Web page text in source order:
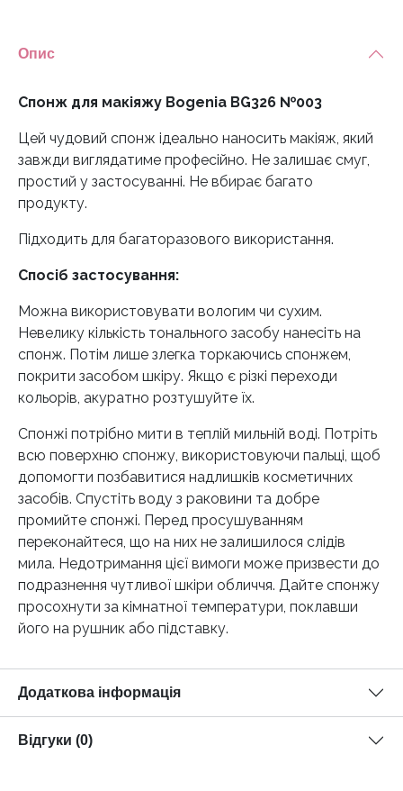
Опис
Спонж для макіяжу Bogenia BG326 №003
Цей чудовий спонж ідеально наносить макіяж, який
завжди виглядатиме професійно. Не залишає смуг,
простий у застосуванні. Не вбирає багато
продукту.
Підходить для багаторазового використання.
Спосіб застосування:
Можна використовувати вологим чи сухим.
Невелику кількість тонального засобу нанесіть на
спонж. Потім лише злегка торкаючись спонжем,
покрити засобом шкіру. Якщо є різкі переходи
кольорів, акуратно розтушуйте їх.
Спонжі потрібно мити в теплій мильній воді. Потріть
всю поверхню спонжу, використовуючи пальці, щоб
допомогти позбавитися надлишків косметичних
засобів. Спустіть воду з раковини та добре
промийте спонжі. Перед просушуванням
переконайтеся, що на них не залишилося слідів
мила. Недотримання цієї вимоги може призвести до
подразнення чутливої шкіри обличчя. Дайте спонжу
просохнути за кімнатної температури, поклавши
його на рушник або підставку.
Додаткова інформація
Відгуки (0)